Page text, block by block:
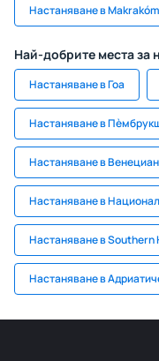
Настаняване в
Най-добрите места за
Настаняване в Гоа
Настаняване в
Настаняване в
Настаняване в
Настаняване в Southern
Настаняване в